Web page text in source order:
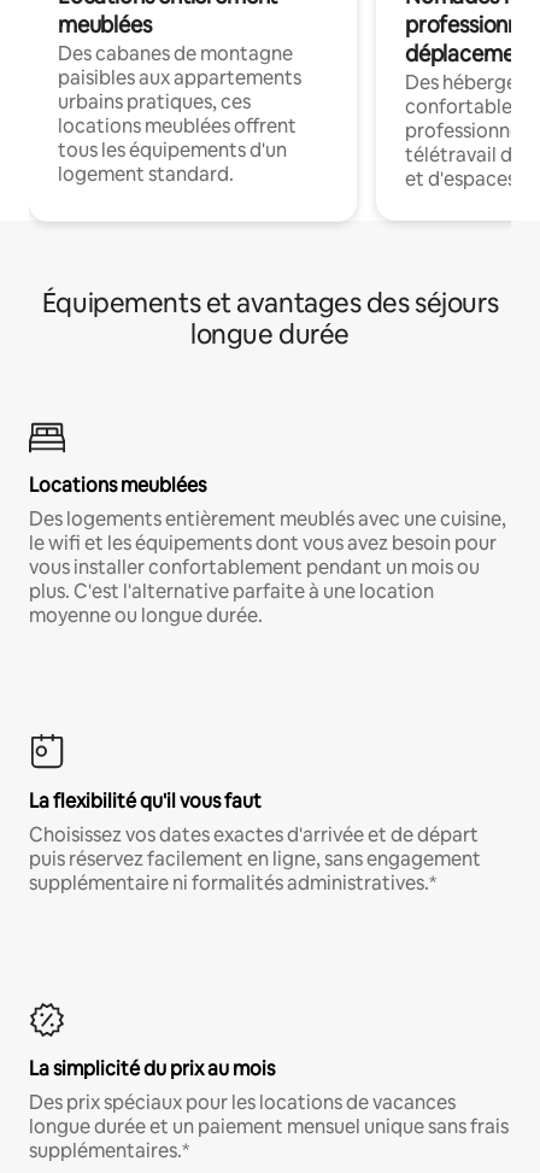
meublées
Des cabanes de montagne
paisibles aux appartements
urbains pratiques, ces
locations meublées offrent
tous les équipements d'un
logement standard.
déplacement
Des
confortables
professionnels
télétravail
et d'espaces
Équipements et avantages des séjours
longue durée
Locations meublées
Des logements entièrement meublés avec une cuisine,
le wifi et les équipements dont vous avez besoin pour
vous installer confortablement pendant un mois ou
plus. C'est l'alternative parfaite à une location
moyenne ou longue durée.
La flexibilité qu'il vous faut
Choisissez vos dates exactes d'arrivée et de départ
puis réservez facilement en ligne, sans engagement
supplémentaire ni formalités administratives.*
La simplicité du prix au mois
Des prix spéciaux pour les locations de vacances
longue durée et un paiement mensuel unique sans frais
supplémentaires.*